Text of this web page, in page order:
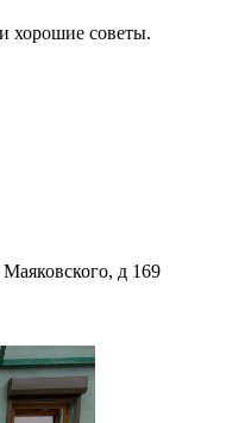
хорошие советы.
д 169